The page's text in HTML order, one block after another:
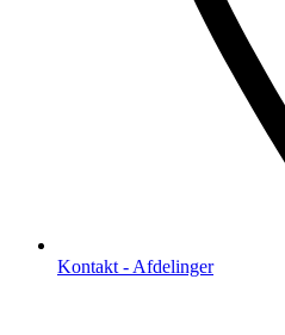
Kontakt - Afdelinger